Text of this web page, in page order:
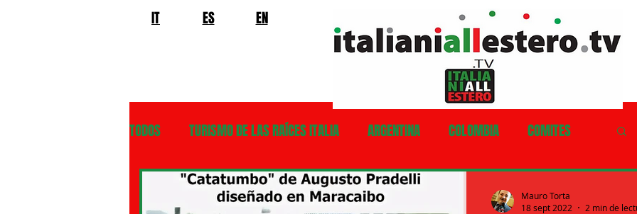
IT ES EN
TODOS TURISMO DE LAS RAÍCES ITALIA ARGENTINA COLOMBIA COMITES
VENEZUELA BOLIVIA CILE COSTA RICA EQUADORMauro Torta
18 sept 2022
2 min de